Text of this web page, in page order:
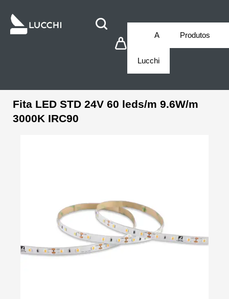
A
Lucchi
Produtos
Fita LED STD 24V 60 leds/m 9.6W/m
3000K IRC90